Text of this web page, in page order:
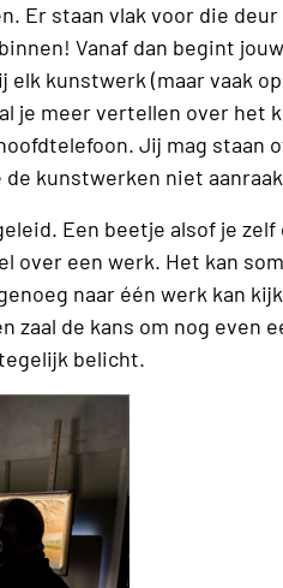
Er staan vlak voor die deur
Vanaf dan begint
kunstwerk (maar vaak
je meer vertellen over het
Jij mag staan
kunstwerken niet
Een beetje alsof je
over een werk. Het kan
naar één werk kan
zaal de kans om nog even
belicht.